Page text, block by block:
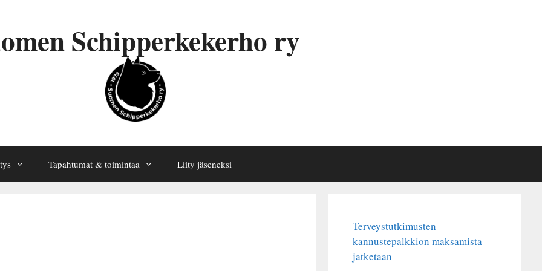
Schipperkekerho ry
Tapahtumat & toimintaa Liity jäseneksi
Terveystutkimusten
kannustepalkkion maksamista
jatketaan